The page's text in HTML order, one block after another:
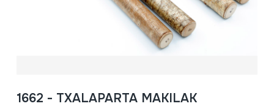
1662 - TXALAPARTA MAKILAK